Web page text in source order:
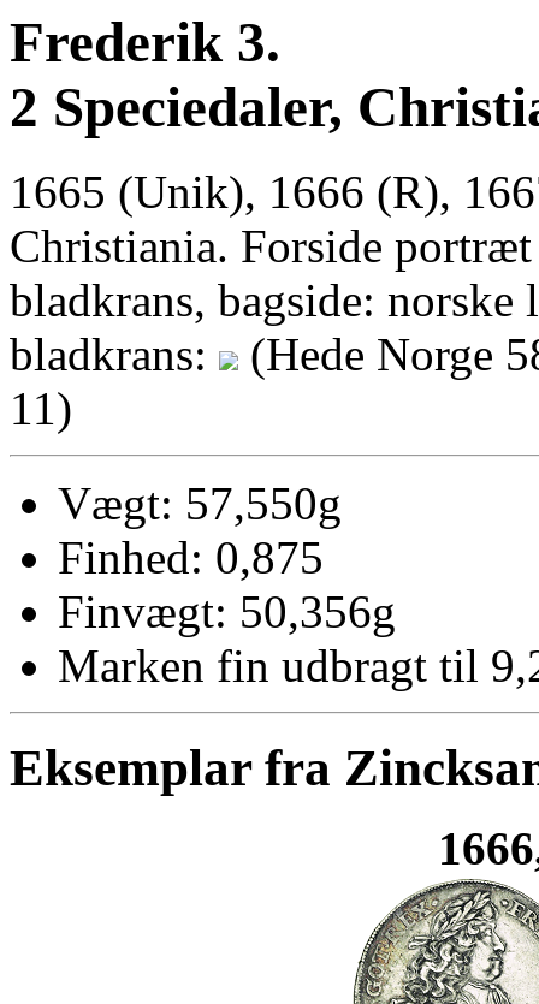
Frederik 3.
2 Speciedaler,
1665 (Unik), 1666 (R),
Christiania. Forside portræt
bladkrans, bagside:
bladkrans:
(Hede Norge
11)
Vægt: 57,550g
Finhed: 0,875
Finvægt: 50,356g
Marken fin udbragt til
Eksemplar fra